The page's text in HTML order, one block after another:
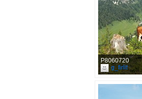
P8060720
g_firlit